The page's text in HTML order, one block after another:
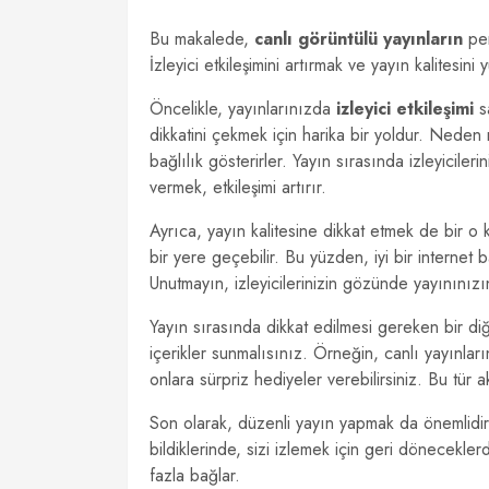
Bu makalede, canlı görüntülü yayınların
İzleyici etkileşimini artırmak ve yayın
Öncelikle, yayınlarınızda izleyici etkileşimi
dikkatini çekmek için harika bir yoldur.
bağlılık gösterirler. Yayın sırasında
vermek, etkileşimi artırır.
Ayrıca, yayın kalitesine dikkat etmek de bir o
bir yere geçebilir. Bu yüzden, iyi bir internet
Unutmayın, izleyicilerinizin gözünde
Yayın sırasında dikkat edilmesi gereken bir
içerikler sunmalısınız. Örneğin, canlı
onlara sürpriz hediyeler verebilirsiniz. Bu tür
Son olarak, düzenli yayın yapmak da
bildiklerinde, sizi izlemek için geri
fazla bağlar.